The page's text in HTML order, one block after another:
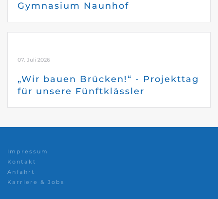
Gymnasium Naunhof
07. Juli 2026
„Wir bauen Brücken!“ - Projekttag
für unsere Fünftklässler
Impressum
Kontakt
Anfahrt
Karriere & Jobs